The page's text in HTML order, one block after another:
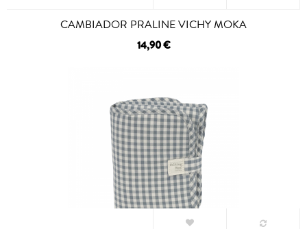
CAMBIADOR PRALINE VICHY MOKA
14,90 €